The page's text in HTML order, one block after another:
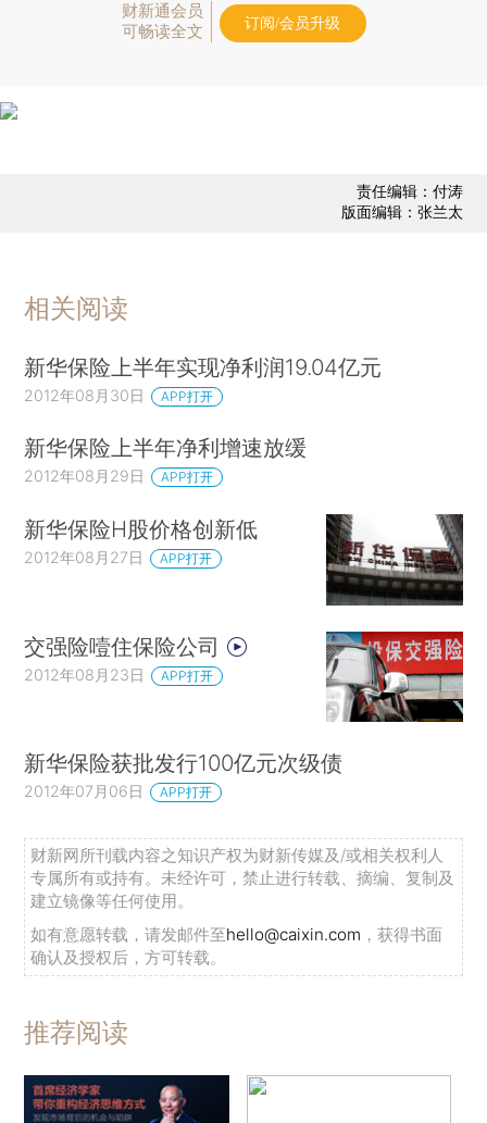
财新通会员
可畅读全文
订阅/会员升级
责任编辑：付涛
版面编辑：张兰太
相关阅读
新华保险上半年实现净利润19.04亿元
2012年08月30日 APP打开
新华保险上半年净利增速放缓
2012年08月29日 APP打开
新华保险H股价格创新低
2012年08月27日 APP打开
交强险噎住保险公司
2012年08月23日 APP打开
新华保险获批发行100亿元次级债
2012年07月06日 APP打开
财新网所刊载内容之知识产权为财新传媒及/或相关权利人
专属所有或持有。未经许可，禁止进行转载、摘编、复制及
建立镜像等任何使用。
如有意愿转载，请发邮件至hello@caixin.com ，获得书面
确认及授权后，方可转载。
推荐阅读